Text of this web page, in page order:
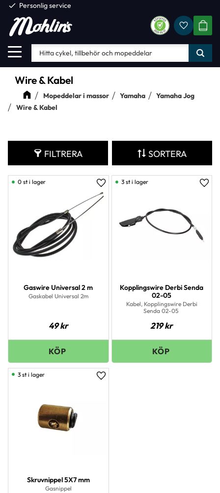
Meny
check Personlig service
Wire & Kabel
Mopeddelar i massor Yamaha
Yamaha Jog
Wire & Kabel
FILTRERA SORTERA
Gaswire Universal 2 m
Gaskabel Universal 2m
49kr
Lägg till i favoriter
0 st i lager
Kopplingswire Derbi Senda
02-05
Kabel, Kopplingswire Derbi
Senda 02-05
219kr
3 st i lager
Skruvnippel 5X7 mm
Gasnippel
Lägg till i favoriter
3 st i lager